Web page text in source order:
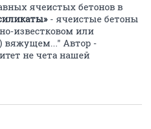
ячеистых бетонов в
- ячеистые бетоны
известковом или
вяжущем..." Автор -
не чета нашей